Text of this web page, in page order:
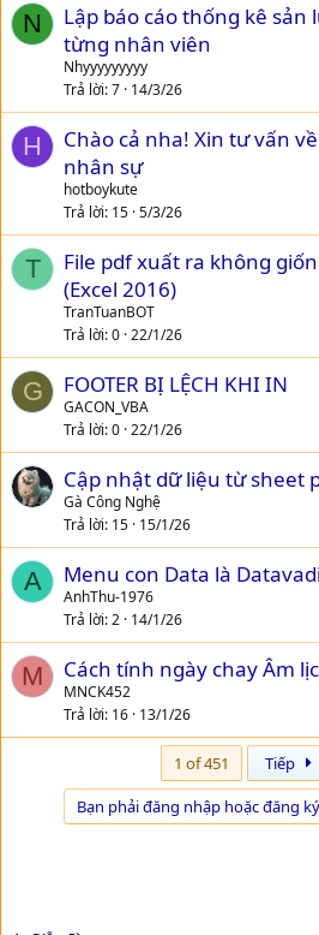
N
Lập báo cáo thống kê sản
từng nhân viên
Nhyyyyyyyyy
Trả lời 7 14/3/26
H
Chào cả nha! Xin tư vấn
nhân sự
hotboykute
Trả lời 15 5/3/26
T
File pdf xuất ra không
(Excel 2016)
TranTuanBOT
Trả lời 0 22/1/26
G FOOTER BỊ LỆCH KHI IN
GACON_VBA
Trả lời 0 22/1/26
Cập nhật dữ liệu từ sheet
Gà Công Nghệ
Trả lời 15 15/1/26
A Menu con Data là
AnhThu-1976
Trả lời 2 14/1/26
M Cách tính ngày chay Âm
MNCK452
Trả lời 16 13/1/26
1 of 451 Tiếp
Bạn phải đăng nhập hoặc đăng